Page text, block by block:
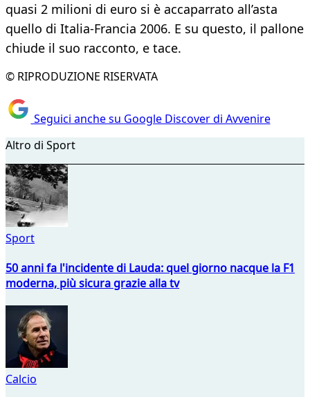
quasi 2 milioni di euro si è accaparrato all’asta
quello di Italia-Francia 2006. E su questo, il pallone
chiude il suo racconto, e tace.
© RIPRODUZIONE RISERVATA
Seguici anche su Google Discover di Avvenire
Altro di Sport
Sport
50 anni fa l'incidente di Lauda: quel giorno nacque la F1
moderna, più sicura grazie alla tv
Calcio